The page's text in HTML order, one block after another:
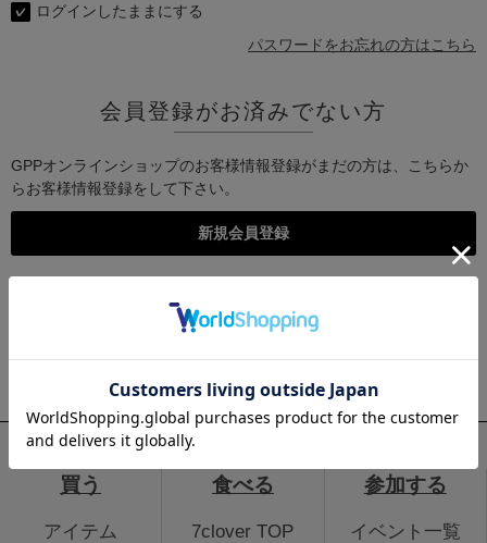
ログインしたままにする
パスワードをお忘れの方はこちら
会員登録がお済みでない方
GPPオンラインショップのお客様情報登録がまだの方は、こちらか
らお客様情報登録をして下さい。
こちらは個人様向けのページとなります。法人のお客様のログイ
法人のお客さまはこちら
買う
アイテム
食べる
7clover TOP
参加する
イベント一覧